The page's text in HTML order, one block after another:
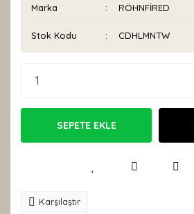
Marka RÖHNFİRED
Stok Kodu CDHLMNTW
SEPETE EKLE
Karşılaştır